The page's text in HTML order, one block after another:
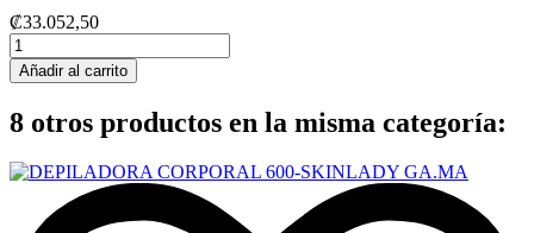
₡33.052,50
Añadir al carrito
8 otros productos en la misma categoría: